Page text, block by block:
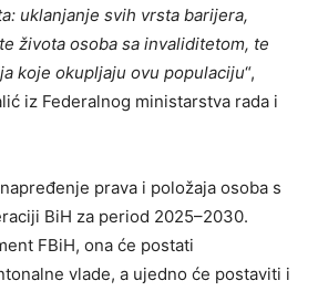
uklanjanje svih vrsta barijera,
života osoba sa invaliditetom, te
koje okupljaju ovu populaciju“,
iz Federalnog ministarstva rada i
prava i položaja osoba s
BiH za period 2025–2030.
FBiH, ona će postati
vlade, a ujedno će postaviti i